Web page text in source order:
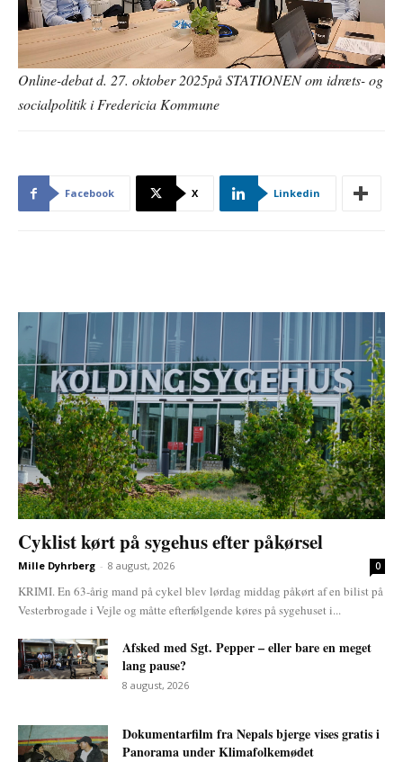
Online-debat d. 27. oktober 2025på STATIONEN om idræts- og
socialpolitik i Fredericia Kommune
Facebook X Linkedin
Cyklist kørt på sygehus efter påkørsel
Mille Dyhrberg - 8 august, 2026 0
KRIMI. En 63-årig mand på cykel blev lørdag middag påkørt af en bilist på
Vesterbrogade i Vejle og måtte efterfølgende køres på sygehuset i...
Afsked med Sgt. Pepper – eller bare en meget
lang pause?
8 august, 2026
Dokumentarfilm fra Nepals bjerge vises gratis i
Panorama under Klimafolkemødet